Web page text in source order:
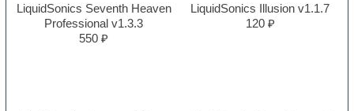
LiquidSonics Seventh Heaven
Professional v1.3.3
550 ₽
LiquidSonics Illusion v1.1.7
120 ₽